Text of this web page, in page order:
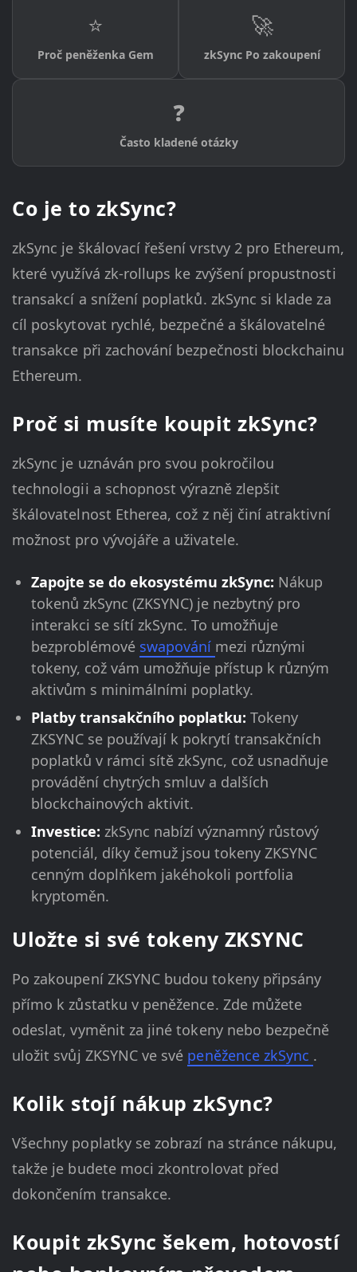
⭐
Proč peněženka Gem
🚀
zkSync Po zakoupení
❓
Často kladené otázky
Co je to zkSync?
zkSync je škálovací řešení vrstvy 2 pro Ethereum,
které využívá zk-rollups ke zvýšení propustnosti
transakcí a snížení poplatků. zkSync si klade za
cíl poskytovat rychlé, bezpečné a škálovatelné
transakce při zachování bezpečnosti blockchainu
Ethereum.
Proč si musíte koupit zkSync?
zkSync je uznáván pro svou pokročilou
technologii a schopnost výrazně zlepšit
škálovatelnost Etherea, což z něj činí atraktivní
možnost pro vývojáře a uživatele.
Zapojte se do ekosystému zkSync: Nákup
tokenů zkSync (ZKSYNC) je nezbytný pro
interakci se sítí zkSync. To umožňuje
bezproblémové swapování mezi různými
tokeny, což vám umožňuje přístup k různým
aktivům s minimálními poplatky.
Platby transakčního poplatku: Tokeny
ZKSYNC se používají k pokrytí transakčních
poplatků v rámci sítě zkSync, což usnadňuje
provádění chytrých smluv a dalších
blockchainových aktivit.
Investice: zkSync nabízí významný růstový
potenciál, díky čemuž jsou tokeny ZKSYNC
cenným doplňkem jakéhokoli portfolia
kryptoměn.
Uložte si své tokeny ZKSYNC
Po zakoupení ZKSYNC budou tokeny připsány
přímo k zůstatku v peněžence. Zde můžete
odeslat, vyměnit za jiné tokeny nebo bezpečně
uložit svůj ZKSYNC ve své peněžence zkSync .
Kolik stojí nákup zkSync?
Všechny poplatky se zobrazí na stránce nákupu,
takže je budete moci zkontrolovat před
dokončením transakce.
Koupit zkSync šekem, hotovostí